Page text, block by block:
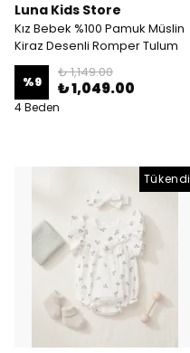
Luna Kids Store
Kız Bebek %100 Pamuk Müslin
Kiraz Desenli Romper Tulum
%9
₺ 1,149.00
₺ 1,049.00
4 Beden
Tükendi